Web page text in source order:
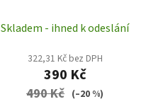
Skladem - ihned k odeslání
322,31 Kč bez DPH
390 Kč
490 Kč (–20 %)